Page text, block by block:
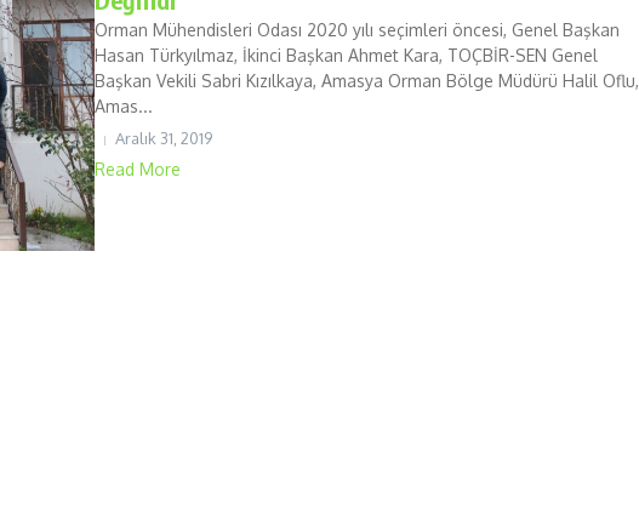
Orman Mühendisleri Odası 2020 yılı seçimleri öncesi, Genel Başkan
Hasan Türkyılmaz, İkinci Başkan Ahmet Kara, TOÇBİR-SEN Genel
Başkan Vekili Sabri Kızılkaya, Amasya Orman Bölge Müdürü Halil Oflu,
Amas...
Aralık 31, 2019
Read More